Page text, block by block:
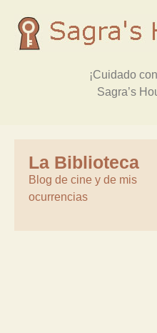
¡Cuidado
Sagra’s
La Biblioteca
Blog de cine y de mis
ocurrencias